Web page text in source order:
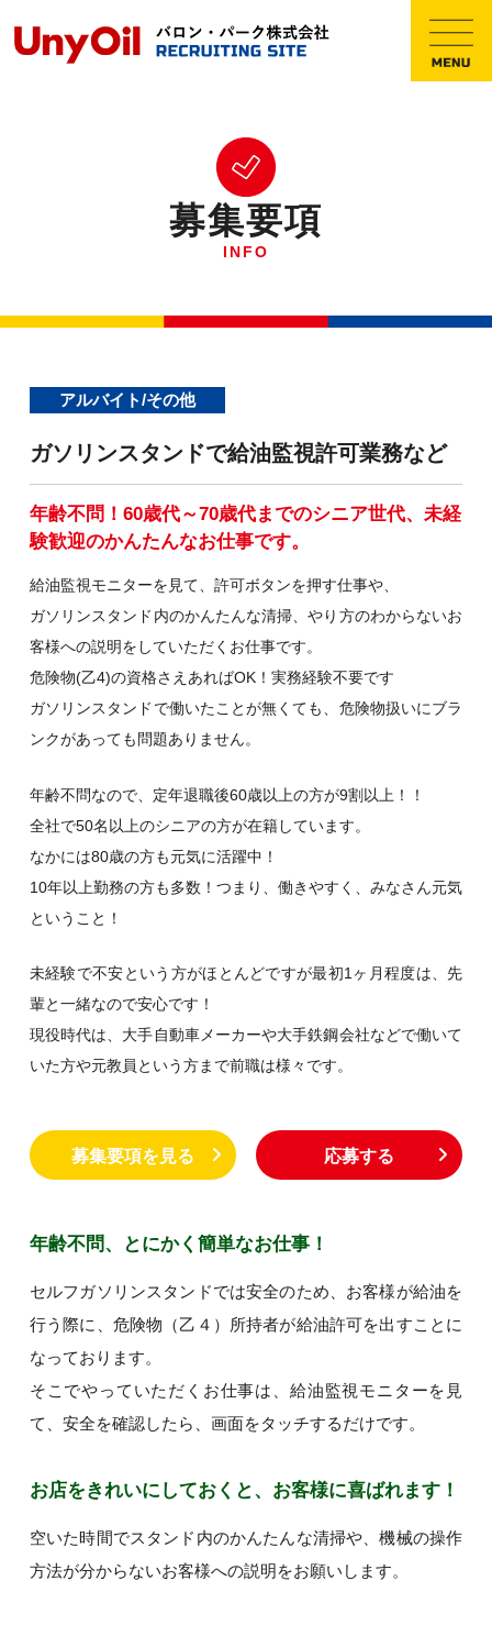
募集要項
INFO
アルバイト/その他
ガソリンスタンドで給油監視許可業務など
年齢不問！60歳代～70歳代までのシニア世代、未経
験歓迎のかんたんなお仕事です。
給油監視モニターを見て、許可ボタンを押す仕事や、
ガソリンスタンド内のかんたんな清掃、やり方のわからないお
客様への説明をしていただくお仕事です。
危険物(乙4)の資格さえあればOK！実務経験不要です
ガソリンスタンドで働いたことが無くても、危険物扱いにブラ
ンクがあっても問題ありません。
年齢不問なので、定年退職後60歳以上の方が9割以上！！
全社で50名以上のシニアの方が在籍しています。
なかには80歳の方も元気に活躍中！
10年以上勤務の方も多数！つまり、働きやすく、みなさん元気
ということ！
未経験で不安という方がほとんどですが最初1ヶ月程度は、先
輩と一緒なので安心です！
現役時代は、大手自動車メーカーや大手鉄鋼会社などで働いて
いた方や元教員という方まで前職は様々です。
募集要項を見る 応募する
年齢不問、とにかく簡単なお仕事！
セルフガソリンスタンドでは安全のため、お客様が給油を
行う際に、危険物（乙４）所持者が給油許可を出すことに
なっております。
そこでやっていただくお仕事は、給油監視モニターを見
て、安全を確認したら、画面をタッチするだけです。
お店をきれいにしておくと、お客様に喜ばれます！
空いた時間でスタンド内のかんたんな清掃や、機械の操作
方法が分からないお客様への説明をお願いします。